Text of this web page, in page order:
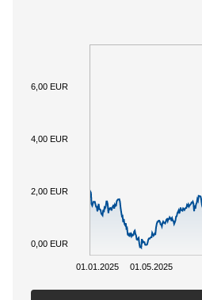
01.01.2025 01.05.2025
0,00 EUR
2,00 EUR
4,00 EUR
6,00 EUR